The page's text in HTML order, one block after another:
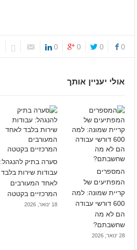
0
0
0
0
אולי יעניין אותך
המספרים
המפתיעים של
קריית שמונה: למה
600 דורשי עבודה
הם לא מה
שחשבתם?
28 ינואר, 2026
סערה בתיק להנגהל:
עבודות שירות בלבד
לאחד המעורבים
המרכזיים בקטטה
18 ינואר, 2026